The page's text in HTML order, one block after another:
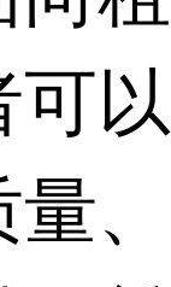
可
量